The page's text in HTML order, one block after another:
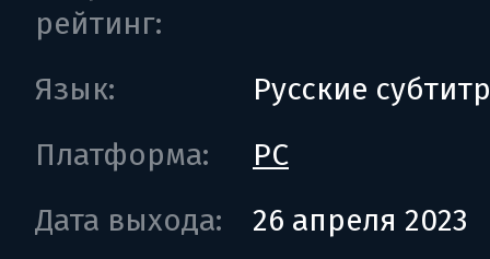
рейтинг:
Язык:
Русские
Платформа:
PC
Дата выхода:
26 апреля 2023